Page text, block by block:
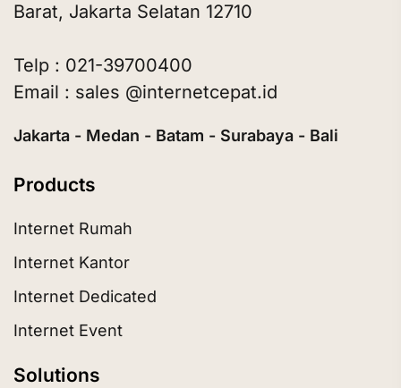
Barat, Jakarta Selatan 12710
Telp : 021-39700400
Email : sales @internetcepat.id
Jakarta - Medan - Batam - Surabaya - Bali
Products
Internet Rumah
Internet Kantor
Internet Dedicated
Internet Event
Solutions